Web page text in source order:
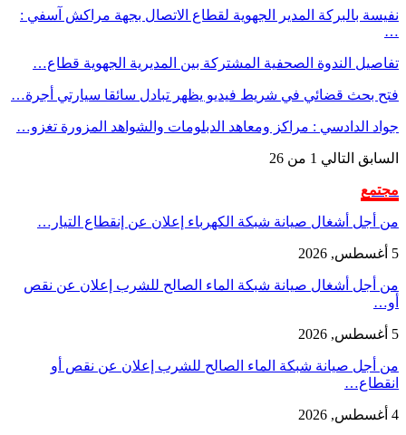
نفيسة بالبركة المدير الجهوية لقطاع الاتصال بجهة مراكش آسفي :
…
تفاصيل الندوة الصحفية المشتركة بين المديرية الجهوية قطاع…
فتح بحث قضائي في شريط فيديو يظهر تبادل سائقا سيارتي أجرة…
جواد الدادسي : مراكز ومعاهد الدبلومات والشواهد المزورة تغزو…
السابق التالي 1 من 26
مجتمع
من أجل أشغال صيانة شبكة الكهرباء إعلان عن إنقطاع التيار…
5 أغسطس, 2026
من أجل أشغال صيانة شبكة الماء الصالح للشرب إعلان عن نقص
أو…
5 أغسطس, 2026
من أجل صيانة شبكة الماء الصالح للشرب إعلان عن نقص أو
انقطاع…
4 أغسطس, 2026